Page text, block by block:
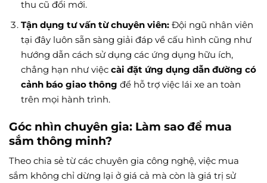
thu cũ đổi mới.
Tận dụng tư vấn từ chuyên viên:Đội ngũ nhân viên
tại đây luôn sẵn sàng giải đáp về cấu hình cũng như
hướng dẫn cách sử dụng các ứng dụng hữu ích,
chẳng hạn như việc cài đặt ứng dụng dẫn đường có
cảnh báo giao thông để hỗ trợ việc lái xe an toàn
trên mọi hành trình.
Góc nhìn chuyên gia: Làm sao để mua
sắm thông minh?
Theo chia sẻ từ các chuyên gia công nghệ, việc mua
sắm không chỉ dừng lại ở giá cả mà còn là giá trị sử